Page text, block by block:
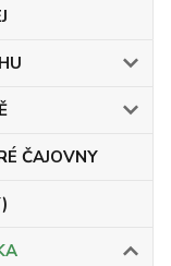
ČAJOVNY